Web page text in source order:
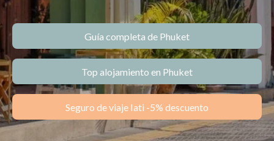
Guía completa de Phuket
Top alojamiento en Phuket
Seguro de viaje Iati -5% descuento